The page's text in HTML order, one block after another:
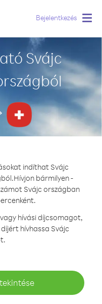
Bejelentkezés
Svájc
indíthat Svájc
Hívjon bármilyen -
Svájc országban
hívási díjcsomagot,
hívhassa Svájc